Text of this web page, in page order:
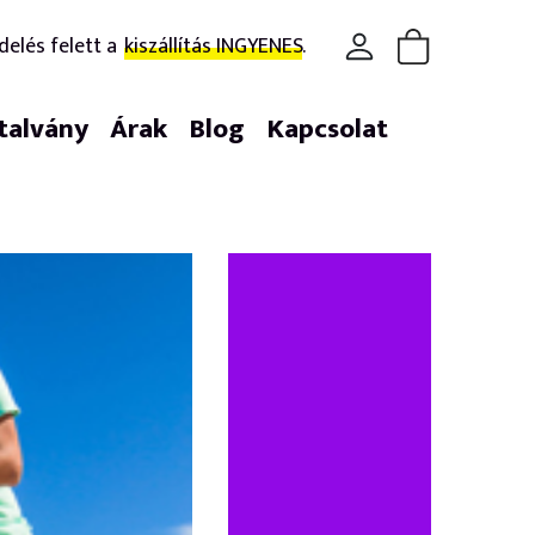
felett a kiszállítás INGYENES.
Árak Blog Kapcsolat